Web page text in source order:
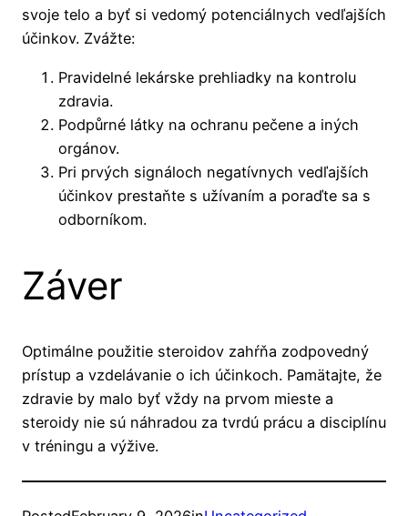
svoje telo a byť si vedomý potenciálnych vedľajších
účinkov. Zvážte:
Pravidelné lekárske prehliadky na kontrolu
zdravia.
Podpůrné látky na ochranu pečene a iných
orgánov.
Pri prvých signáloch negatívnych vedľajších
účinkov prestaňte s užívaním a poraďte sa s
odborníkom.
Záver
Optimálne použitie steroidov zahŕňa zodpovedný
prístup a vzdelávanie o ich účinkoch. Pamätajte, že
zdravie by malo byť vždy na prvom mieste a
steroidy nie sú náhradou za tvrdú prácu a disciplínu
v tréningu a výžive.